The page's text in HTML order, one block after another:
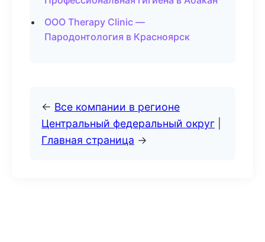
ООО Therapy Clinic —
Пародонтология в Красноярск
← Все компании в регионе
Центральный федеральный округ
Главная страница →